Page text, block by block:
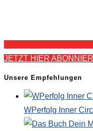
JETZT HIER
Unsere Empfehlungen
WPerfolg Inner